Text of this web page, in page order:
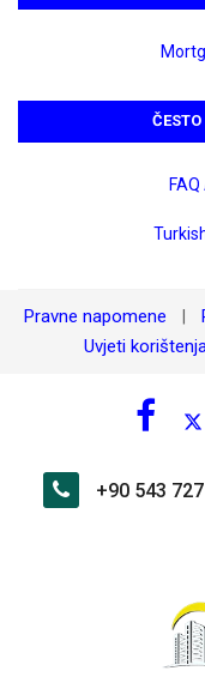
Pravne napomene
Uvjeti
+90 543